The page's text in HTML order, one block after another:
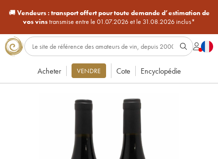
🚚Vendeurs : transport offert pour toute demande d’estimation de
vos vinstransmise entre le 01.07.2026 et le 31.08.2026 inclus*
Acheter VENDRE Cote Encyclopédie